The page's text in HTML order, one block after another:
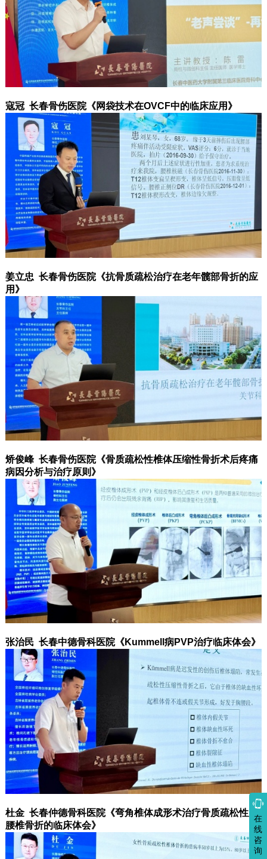
寇冠 长春骨伤医院《网袋技术在OVCF中的临床应用》
姜立忠 长春骨伤医院《抗骨质疏松治疗在老年髋部骨折的应
用》
矫俊峰 长春骨伤医院《骨质疏松性椎体压缩性骨折术后疼痛
病因分析与治疗原则》
张治民 长春中德骨科医院《Kummell病PVP治疗临床体会》
杜金 长春仲德骨科医院《弯角椎体成形术治疗骨质疏松性胸
腰椎骨折的临床体会》

在
线
咨
询